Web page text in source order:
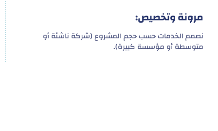
مرونة وتخصيص:
نصمم الخدمات حسب حجم المشروع (شركة ناشئة أو
متوسطة أو مؤسسة كبيرة).